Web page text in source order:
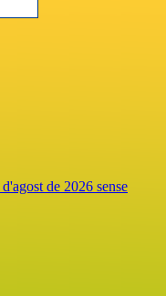
de 2026 sense